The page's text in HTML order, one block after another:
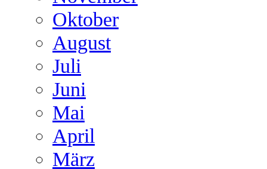
Oktober
August
Juli
Juni
Mai
April
März